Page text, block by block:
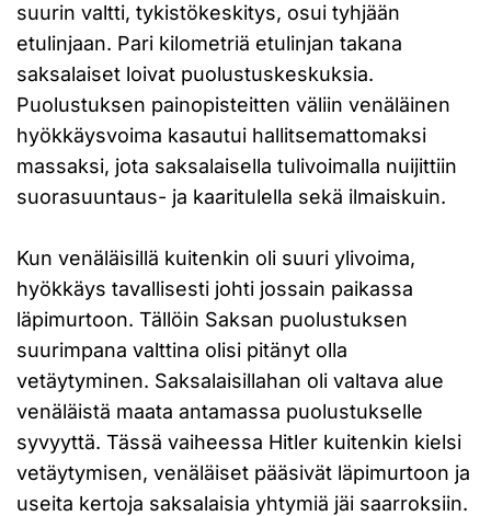
suurin valtti, tykistökeskitys, osui tyhjään
etulinjaan. Pari kilometriä etulinjan takana
saksalaiset loivat puolustuskeskuksia.
Puolustuksen painopisteitten väliin venäläinen
hyökkäysvoima kasautui hallitsemattomaksi
massaksi, jota saksalaisella tulivoimalla nuijittiin
suorasuuntaus- ja kaaritulella sekä ilmaiskuin.
Kun venäläisillä kuitenkin oli suuri ylivoima,
hyökkäys tavallisesti johti jossain paikassa
läpimurtoon. Tällöin Saksan puolustuksen
suurimpana valttina olisi pitänyt olla
vetäytyminen. Saksalaisillahan oli valtava alue
venäläistä maata antamassa puolustukselle
syvyyttä. Tässä vaiheessa Hitler kuitenkin kielsi
vetäytymisen, venäläiset pääsivät läpimurtoon ja
useita kertoja saksalaisia yhtymiä jäi saarroksiin.